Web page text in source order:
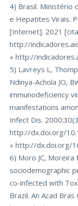
4) Brasil. Ministério
e Hepatites Virais.
[Internet]. 2021
http://
» http://
5) Lavreys L,
Ndinya-Achola JO,
immunodeficiency
manifestations
Infect Dis.
http://dx.doi.org/
» http://dx.doi.org/
6) Moro JC, Moreira
sociodemographic
co-infected with
Brazil. An Acad